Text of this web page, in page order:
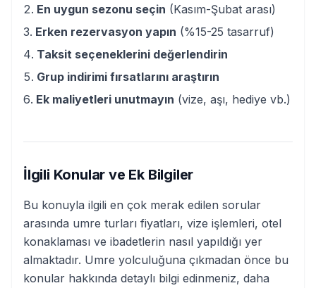
En uygun sezonu seçin (Kasım-Şubat arası)
Erken rezervasyon yapın (%15-25 tasarruf)
Taksit seçeneklerini değerlendirin
Grup indirimi fırsatlarını araştırın
Ek maliyetleri unutmayın (vize, aşı, hediye vb.)
İlgili Konular ve Ek Bilgiler
Bu konuyla ilgili en çok merak edilen sorular
arasında umre turları fiyatları, vize işlemleri, otel
konaklaması ve ibadetlerin nasıl yapıldığı yer
almaktadır. Umre yolculuğuna çıkmadan önce bu
konular hakkında detaylı bilgi edinmeniz, daha